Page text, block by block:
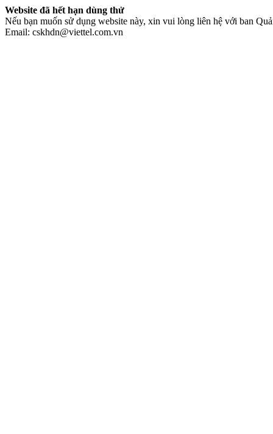
Website đã hết hạn dùng thử
Nếu bạn muốn sử dụng website này, xin vui lòng liên hệ với ban
Email: cskhdn@viettel.com.vn